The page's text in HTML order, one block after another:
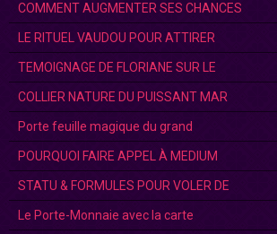
COMMENT AUGMENTER SES CHANCES
LE RITUEL VAUDOU POUR ATTIRER
TEMOIGNAGE DE FLORIANE SUR LE
COLLIER NATURE DU PUISSANT MAR
Porte feuille magique du grand
POURQUOI FAIRE APPEL À MEDIUM
STATU & FORMULES POUR VOLER DE
Le Porte-Monnaie avec la carte